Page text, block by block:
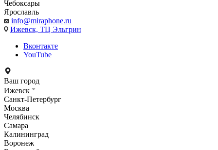
Чебоксары
Ярославль
info@miraphone.ru
Ижевск, ТЦ Эльгрин
Вконтакте
YouTube
Ваш город
Ижевск
Санкт-Петербург
Москва
Челябинск
Самара
Калининград
Воронеж